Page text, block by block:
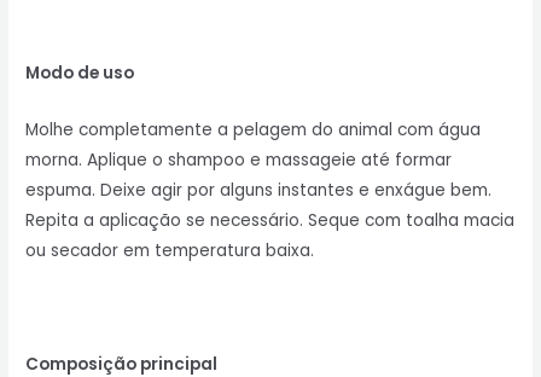
Modo de uso
Molhe completamente a pelagem do animal com água
morna. Aplique o shampoo e massageie até formar
espuma. Deixe agir por alguns instantes e enxágue bem.
Repita a aplicação se necessário. Seque com toalha macia
ou secador em temperatura baixa.
Composição principal